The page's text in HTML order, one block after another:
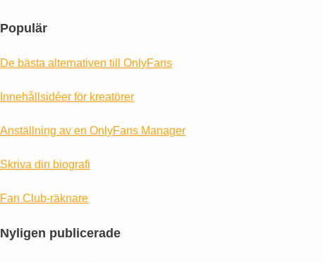
Populär
De bästa alternativen till OnlyFans
Innehållsidéer för kreatörer
Anställning av en OnlyFans Manager
Skriva din biografi
Fan Club-räknare
Nyligen publicerade